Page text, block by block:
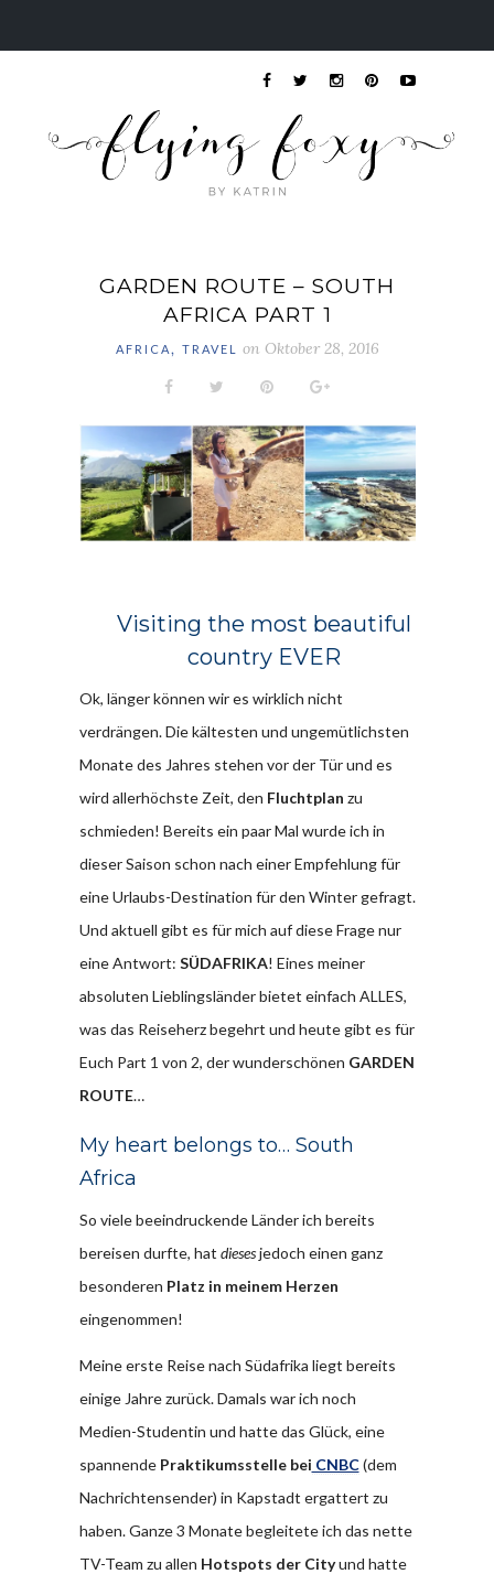
GARDEN ROUTE – SOUTH
AFRICA PART 1
AFRICA, TRAVEL on Oktober 28, 2016
Visiting the most beautiful
country EVER
Ok, länger können wir es wirklich nicht
verdrängen. Die kältesten und ungemütlichsten
Monate des Jahres stehen vor der Tür und es
wird allerhöchste Zeit, den Fluchtplan zu
schmieden! Bereits ein paar Mal wurde ich in
dieser Saison schon nach einer Empfehlung für
eine Urlaubs-Destination für den Winter gefragt.
Und aktuell gibt es für mich auf diese Frage nur
eine Antwort: SÜDAFRIKA! Eines meiner
absoluten Lieblingsländer bietet einfach ALLES,
was das Reiseherz begehrt und heute gibt es für
Euch Part 1 von 2, der wunderschönen GARDEN
ROUTE…
My heart belongs to… South
Africa
So viele beeindruckende Länder ich bereits
bereisen durfte, hat diesesjedoch einen ganz
besonderen Platz in meinem Herzen
eingenommen!
Meine erste Reise nach Südafrika liegt bereits
einige Jahre zurück. Damals war ich noch
Medien-Studentin und hatte das Glück, eine
spannendePraktikumsstelle bei CNBC(dem
Nachrichtensender) in Kapstadt ergattert zu
haben. Ganze 3 Monate begleitete ich das nette
TV-Team zu allen Hotspots der Cityund hatte